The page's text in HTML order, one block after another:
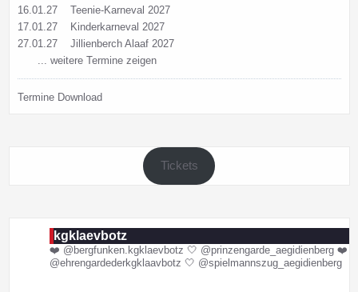
16.01.27 Teenie-Karneval 2027
17.01.27
Kinderkarneval 2027
27.01.27 Jillienberch Alaaf 2027
... weitere Termine zeigen
Termine Download
Tickets
kgklaevbotz
❤️ @bergfunken.kgklaevbotz 🤍 @prinzengarde_aegidienberg ❤️
@ehrengardederkgklaavbotz 🤍 @spielmannszug_aegidienberg